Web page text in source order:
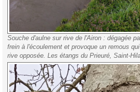
Souche d'aulne sur rive de l'Airon : dégagée
frein à l'écoulement et provoque un remous
rive opposée. Les étangs du Prieuré, Saint-